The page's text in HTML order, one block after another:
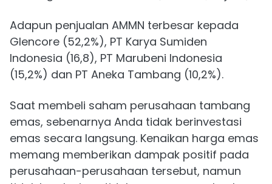
Adapun penjualan AMMN terbesar kepada
Glencore (52,2%), PT Karya Sumiden
Indonesia (16,8), PT Marubeni Indonesia
(15,2%) dan PT Aneka Tambang (10,2%).
Saat membeli saham perusahaan tambang
emas, sebenarnya Anda tidak berinvestasi
emas secara langsung. Kenaikan harga emas
memang memberikan dampak positif pada
perusahaan-perusahaan tersebut, namun